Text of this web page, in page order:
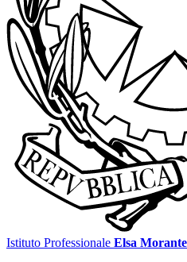
Istituto Professionale Elsa Morante